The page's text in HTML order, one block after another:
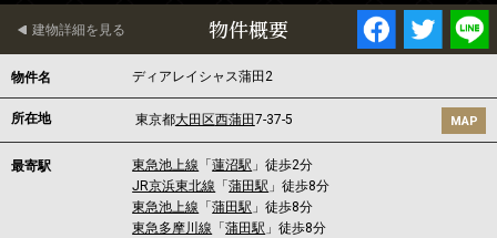
物件概要
建物詳細を見る
物件名 ディアレイシャス蒲田2
所在地 東京都大田区西蒲田7-37-5 MAP
最寄駅 東急池上線 「蓮沼駅 」徒歩2分
JR京浜東北線 「蒲田駅 」徒歩8分
東急池上線 「蒲田駅 」徒歩8分
東急多摩川線 「蒲田駅 」徒歩8分